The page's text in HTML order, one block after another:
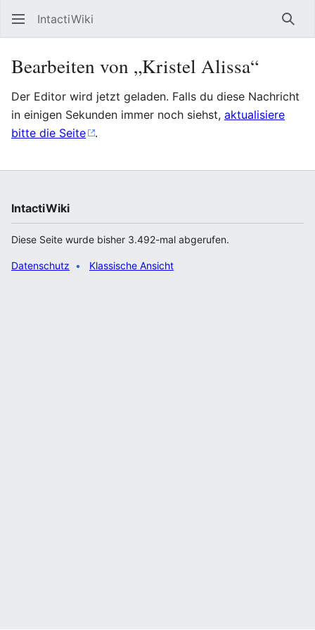
IntactiWiki
Bearbeiten von „Kristel Alissa“
Der Editor wird jetzt geladen. Falls du diese Nachricht
in einigen Sekunden immer noch siehst, aktualisiere
bitte die Seite
.
IntactiWiki
Diese Seite wurde bisher 3.492-mal abgerufen.
Datenschutz Klassische Ansicht